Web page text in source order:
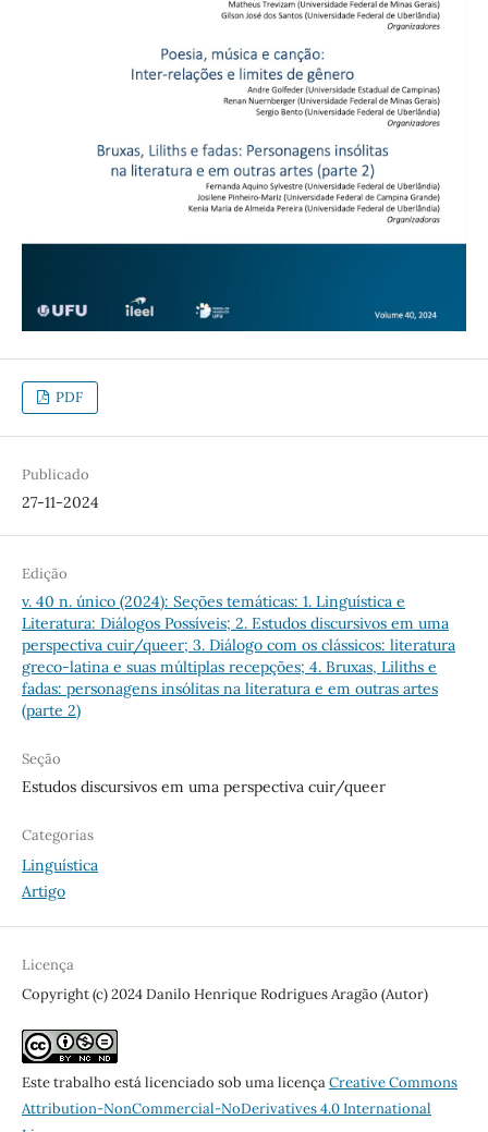
PDF
Publicado
27-11-2024
Edição
v. 40 n. único (2024): Seções temáticas: 1. Linguística e
Literatura: Diálogos Possíveis; 2. Estudos discursivos em uma
perspectiva cuir/queer; 3. Diálogo com os clássicos: literatura
greco-latina e suas múltiplas recepções; 4. Bruxas, Liliths e
fadas: personagens insólitas na literatura e em outras artes
(parte 2)
Seção
Estudos discursivos em uma perspectiva cuir/queer
Categorias
Linguística
Artigo
Licença
Copyright (c) 2024 Danilo Henrique Rodrigues Aragão (Autor)
Este trabalho está licenciado sob uma licençaCreative Commons
Attribution-NonCommercial-NoDerivatives 4.0 International